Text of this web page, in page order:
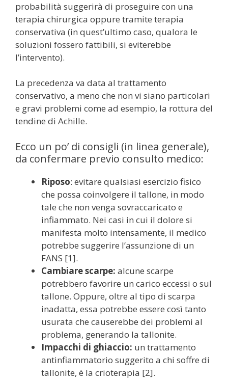
probabilità suggerirà di proseguire con una
terapia chirurgica oppure tramite terapia
conservativa (in quest’ultimo caso, qualora le
soluzioni fossero fattibili, si eviterebbe
l’intervento).
La precedenza va data al trattamento
conservativo, a meno che non vi siano particolari
e gravi problemi come ad esempio, la rottura del
tendine di Achille.
Ecco un po’ di consigli (in linea generale),
da confermare previo consulto medico:
Riposo: evitare qualsiasi esercizio fisico
che possa coinvolgere il tallone, in modo
tale che non venga sovraccaricato e
infiammato. Nei casi in cui il dolore si
manifesta molto intensamente, il medico
potrebbe suggerire l’assunzione di un
FANS [1].
Cambiare scarpe: alcune scarpe
potrebbero favorire un carico eccessi o sul
tallone. Oppure, oltre al tipo di scarpa
inadatta, essa potrebbe essere così tanto
usurata che causerebbe dei problemi al
problema, generando la tallonite.
Impacchi di ghiaccio: un trattamento
antinfiammatorio suggerito a chi soffre di
tallonite, è la crioterapia [2].